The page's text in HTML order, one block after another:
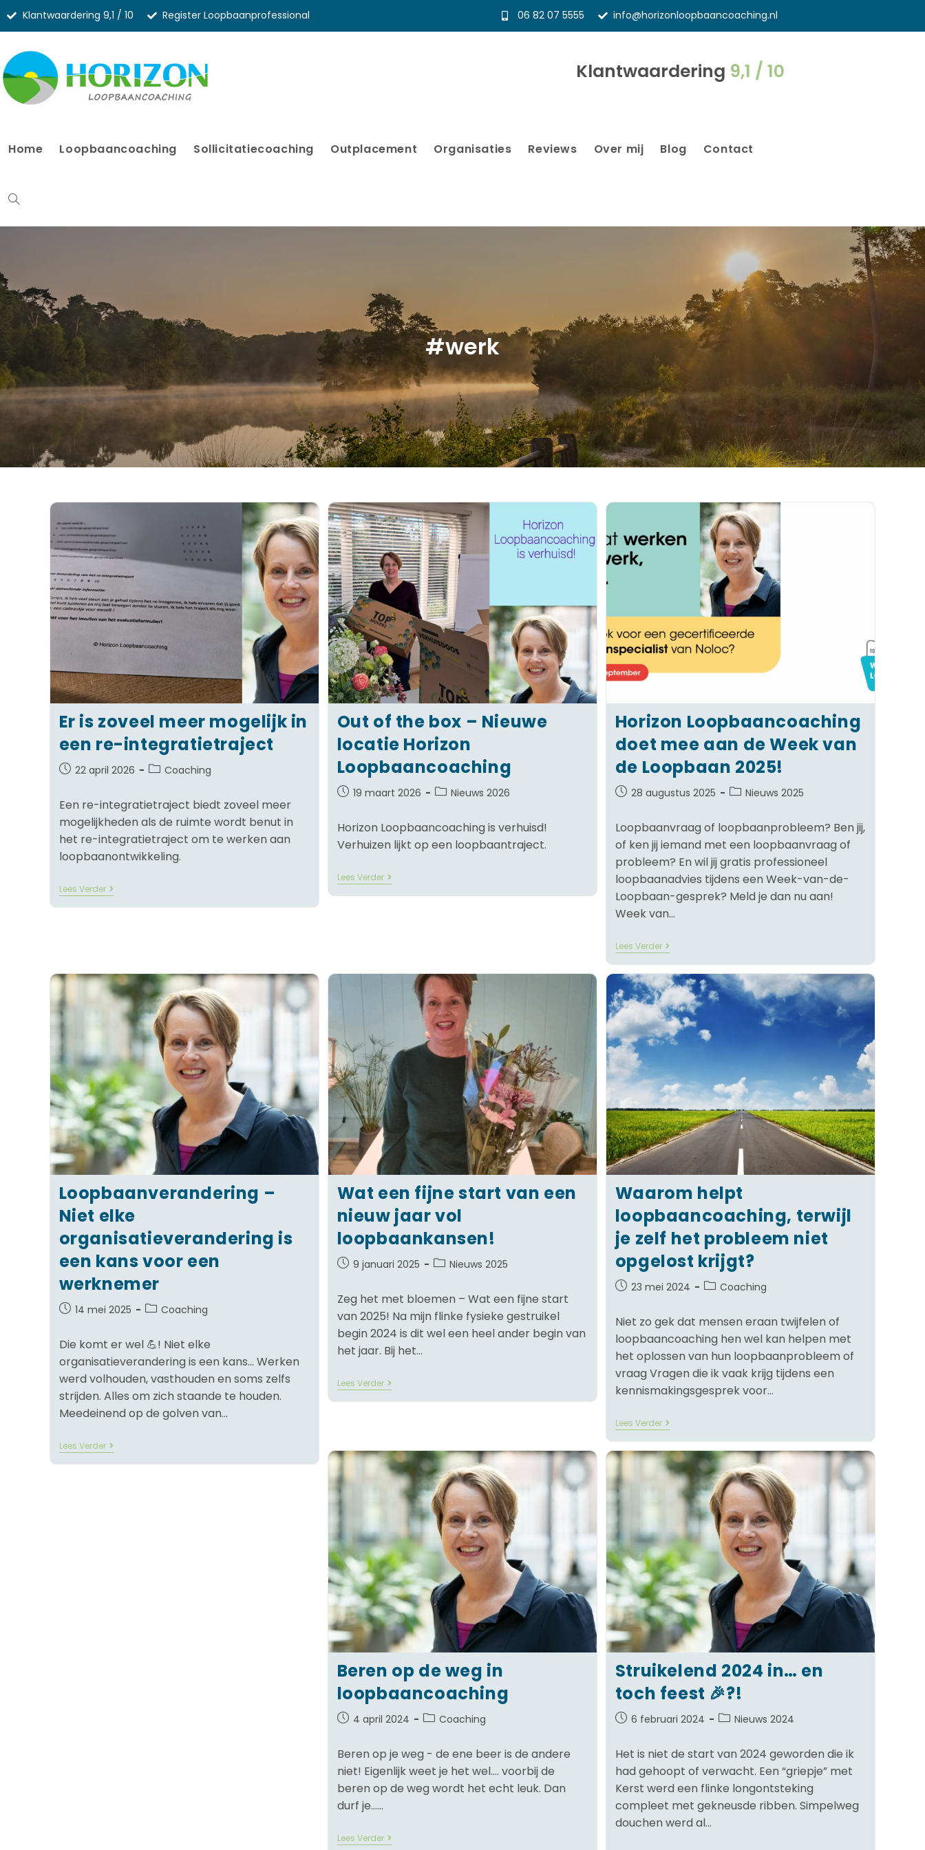
Klantwaardering 9,1 / 10 Register Loopbaanprofessional 06 82 07 5555 info@horizonloopbaancoaching.nl
Klantwaardering 9,1 / 10
Home Loopbaancoaching Sollicitatiecoaching Outplacement Organisaties Reviews Over mij Blog Contact
#werk
Er is zoveel meer mogelijk in
een re-integratietraject
22 april 2026 Coaching
Een re-integratietraject biedt zoveel meer
mogelijkheden als de ruimte wordt benut in
het re-integratietraject om te werken aan
loopbaanontwikkeling.
Lees Verder
Out of the box – Nieuwe
locatie Horizon
Loopbaancoaching
19 maart 2026 Nieuws 2026
Horizon Loopbaancoaching is verhuisd!
Verhuizen lijkt op een loopbaantraject.
Lees Verder
Horizon Loopbaancoaching
doet mee aan de Week van
de Loopbaan 2025!
28 augustus 2025 Nieuws 2025
Loopbaanvraag of loopbaanprobleem? Ben jij,
of ken jij iemand met een loopbaanvraag of
probleem? En wil jij gratis professioneel
loopbaanadvies tijdens een Week-van-de-
Loopbaan-gesprek? Meld je dan nu aan!
Week van…
Lees Verder
Loopbaanverandering –
Niet elke
organisatieverandering is
een kans voor een
werknemer
14 mei 2025 Coaching
Die komt er wel 💪! Niet elke
organisatieverandering is een kans… Werken
werd volhouden, vasthouden en soms zelfs
strijden. Alles om zich staande te houden.
Meedeinend op de golven van…
Lees Verder
Wat een fijne start van een
nieuw jaar vol
loopbaankansen!
9 januari 2025 Nieuws 2025
Zeg het met bloemen – Wat een fijne start
van 2025! Na mijn flinke fysieke gestruikel
begin 2024 is dit wel een heel ander begin van
het jaar. Bij het…
Lees Verder
Waarom helpt
loopbaancoaching, terwijl
je zelf het probleem niet
opgelost krijgt?
23 mei 2024 Coaching
Niet zo gek dat mensen eraan twijfelen of
loopbaancoaching hen wel kan helpen met
het oplossen van hun loopbaanprobleem of
vraag Vragen die ik vaak krijg tijdens een
kennismakingsgesprek voor…
Lees Verder
Beren op de weg in
loopbaancoaching
4 april 2024 Coaching
Beren op je weg - de ene beer is de andere
niet! Eigenlijk weet je het wel…. voorbij de
beren op de weg wordt het echt leuk. Dan
durf je……
Lees Verder
Struikelend 2024 in… en
toch feest 🎉?!
6 februari 2024 Nieuws 2024
Het is niet de start van 2024 geworden die ik
had gehoopt of verwacht. Een “griepje” met
Kerst werd een flinke longontsteking
compleet met gekneusde ribben. Simpelweg
douchen werd al…